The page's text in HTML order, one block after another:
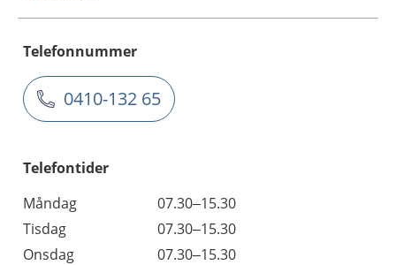
Telefonnummer
0410-132 65
Telefontider
Måndag
07.30–15.30
Tisdag
07.30–15.30
Onsdag
07.30–15.30